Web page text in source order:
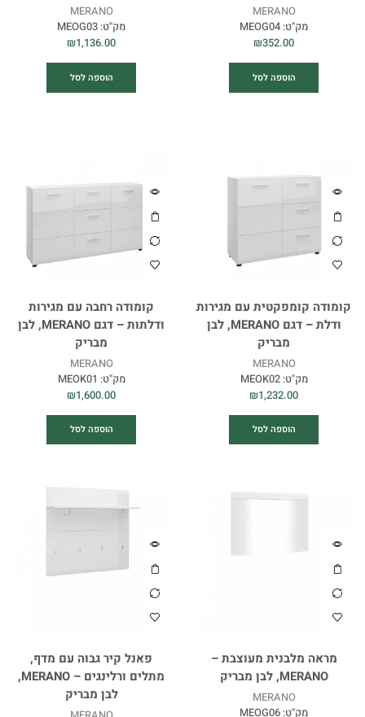
MERANO
מק"ט: MEOG04
₪352.00
הוספה לסל
MERANO
מק"ט: MEOG03
₪1,136.00
הוספה לסל
קומודה קומפקטית עם מגירות
ודלת – דגם MERANO, לבן
מבריק
MERANO
מק"ט:MEOK02
₪1,232.00
הוספה לסל
קומודה רחבה עם מגירות
ודלתות – דגם MERANO, לבן
מבריק
MERANO
מק"ט: MEOK01
₪1,600.00
הוספה לסל
מראה מלבנית מעוצבת –
MERANO, לבן מבריק
MERANO
מק"ט: MEOG06
פאנל קיר גבוה עם מדף,
מתלים ורלינגים – MERANO,
לבן מבריק